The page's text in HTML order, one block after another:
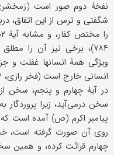
شگفتی و ترس از این اتفاق،
۷۸۴)، برخی نیز آن را
ویژگی همۀ انسانها غفلت و
انسانی خارج است (فخر رازی، ۳۲/ ۲۵۵؛ ابن‌عاشور، ۳۰/ ۴۹۱).
در آیۀ چهارم و پنجم، سخن
سخن در‌می‌آید، زیرا
پیامبر اکرم (ص) آمده است که
روی آن صورت گرفته است،
چهارم قرائت کرده، و همین